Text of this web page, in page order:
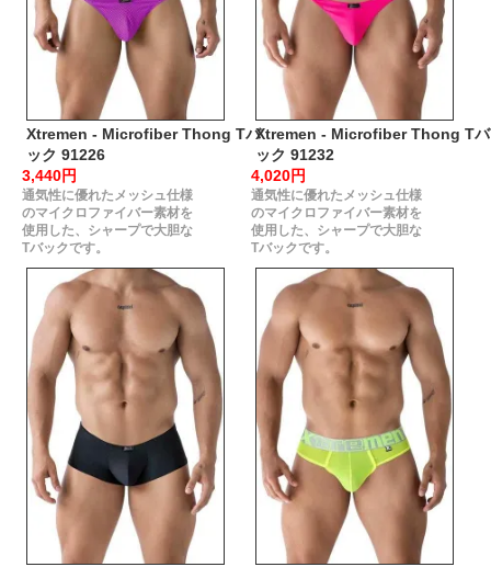
Xtremen - Microfiber Thong Tバ
ック 91226
3,440円
通気性に優れたメッシュ仕様
のマイクロファイバー素材を
使用した、シャープで大胆な
Tバックです。
Xtremen - Microfiber Thong Tバ
ック 91232
4,020円
通気性に優れたメッシュ仕様
のマイクロファイバー素材を
使用した、シャープで大胆な
Tバックです。